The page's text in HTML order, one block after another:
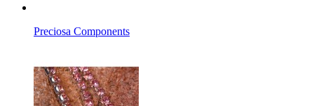
Preciosa Components